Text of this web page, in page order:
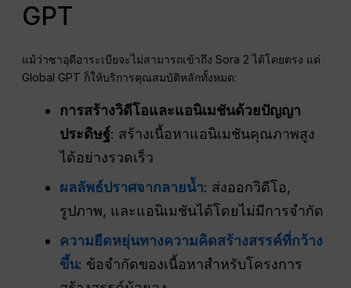
GPT
แม้ว่าซาอุดีอาระเบียจะไม่สามารถเข้าถึง Sora 2 ได้โดยตรง แต่
Global GPT ก็ให้บริการคุณสมบัติหลักทั้งหมด:
การสร้างวิดีโอและแอนิเมชันด้วยปัญญา
ประดิษฐ์: สร้างเนื้อหาแอนิเมชันคุณภาพสูง
ได้อย่างรวดเร็ว
ผลลัพธ์ปราศจากลายน้ำ: ส่งออกวิดีโอ,
รูปภาพ, และแอนิเมชันได้โดยไม่มีการจำกัด
ความยืดหยุ่นทางความคิดสร้างสรรค์ที่กว้าง
ขึ้น: ข้อจำกัดของเนื้อหาสำหรับโครงการ